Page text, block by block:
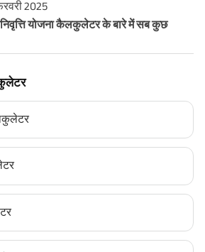
2025
योजना कैलकुलेटर के बारे में सब कुछ